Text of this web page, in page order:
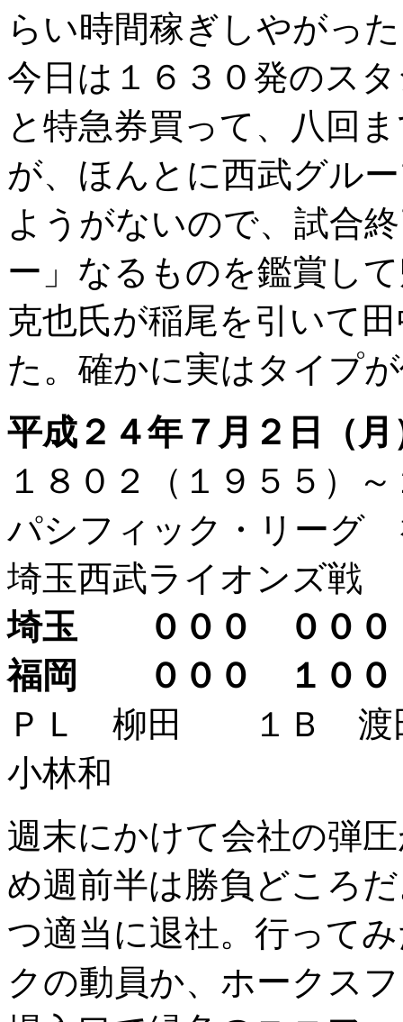
らい時間稼ぎしやがっ
今日は１６３０発のス
と特急券買って、八回
が、ほんとに西武グル
ようがないので、試合
ー」なるものを鑑賞し
克也氏が稲尾を引いて
た。確かに実はタイプ
平成２４年７月２日（月
１８０２（１９５５
パシフィック・リーグ
埼玉西武ライオンズ戦
埼玉 ０００ ０
福岡 ０００ １
ＰＬ 柳田 １Ｂ
小林和
週末にかけて会社の弾
め週前半は勝負どころ
つ適当に退社。行って
クの動員か、ホークス